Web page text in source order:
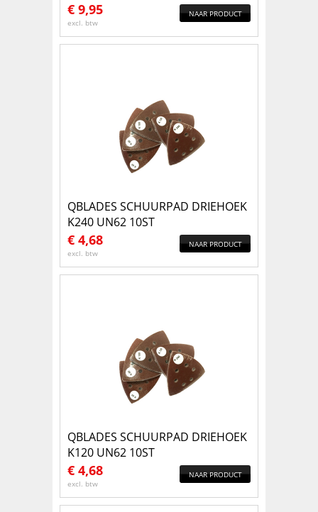
€ 9,95
excl. btw
NAAR PRODUCT
QBLADES SCHUURPAD DRIEHOEK
K240 UN62 10ST
€ 4,68
excl. btw
NAAR PRODUCT
QBLADES SCHUURPAD DRIEHOEK
K120 UN62 10ST
€ 4,68
excl. btw
NAAR PRODUCT